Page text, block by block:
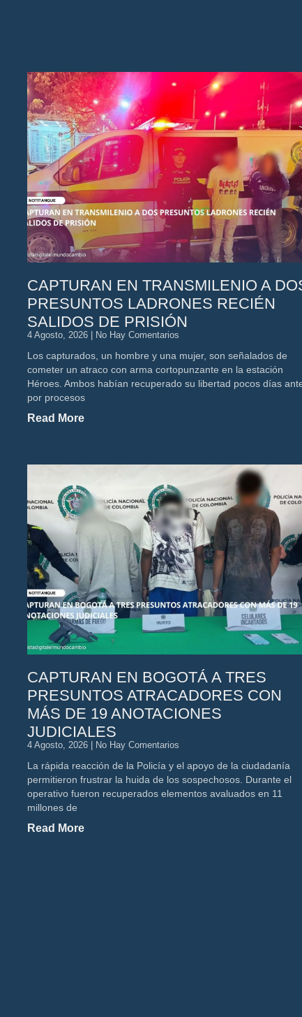
CAPTURAN EN TRANSMILENIO A
PRESUNTOS LADRONES RECIÉN
SALIDOS DE PRISIÓN
4 Agosto, 2026 No Hay Comentarios
Los capturados, un hombre y una mujer, son señalados de
cometer un atraco con arma cortopunzante en la estación
Héroes. Ambos habían recuperado su libertad pocos días
por procesos
Read More
CAPTURAN EN BOGOTÁ A TRES
PRESUNTOS ATRACADORES CON
MÁS DE 19 ANOTACIONES
JUDICIALES
4 Agosto, 2026 No Hay Comentarios
La rápida reacción de la Policía y el apoyo de la ciudadanía
permitieron frustrar la huida de los sospechosos. Durante el
operativo fueron recuperados elementos avaluados en 11
millones de
Read More